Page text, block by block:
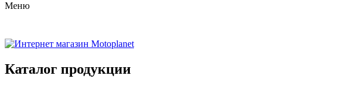
Меню
Каталог продукции